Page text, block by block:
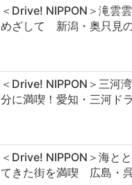
＜Drive! NIPPON＞滝雲
めざして 新潟・奥只見
＜Drive! NIPPON＞三河
分に満喫！愛知・三河ド
＜Drive! NIPPON＞海と
てきた街を満喫 広島・